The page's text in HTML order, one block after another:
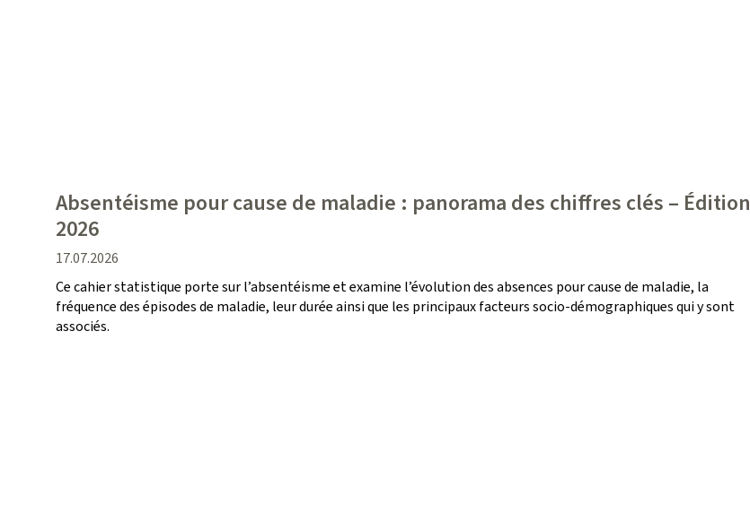
Absentéisme pour cause de maladie : panorama des chiffres clés – Édition
2026
date
de
publication
17.07.2026
Ce cahier statistique porte sur l’absentéisme et examine l’évolution des absences pour cause de maladie, la
fréquence des épisodes de maladie, leur durée ainsi que les principaux facteurs socio-démographiques qui y sont
associés.